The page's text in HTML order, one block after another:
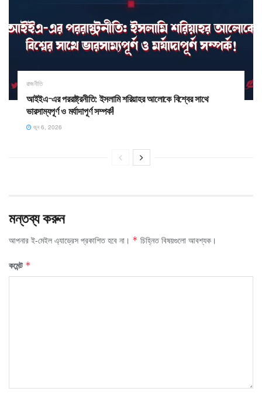
রাজনীতি
আইইএ-এর পররাষ্ট্রনীতি: ইসলামি শরিয়াহর আলোকে বিশ্বের সাথে
ভারসাম্যপূর্ণ ও মর্যাদাপূর্ণ সম্পর্ক! ​
জুন 6, 2026
মন্তব্য করুন
আপনার ই-মেইল এ্যাড্রেস প্রকাশিত হবে না। * চিহ্নিত বিষয়গুলো আবশ্যক।
কমেন্ট *